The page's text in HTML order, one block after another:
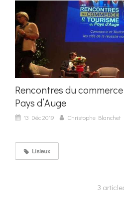
Rencontres du
Pays d’Auge
13 Déc 2019 Christophe Blanchet
Lisieux
3